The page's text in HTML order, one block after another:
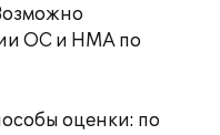
ОС и НМА по
оценки: по